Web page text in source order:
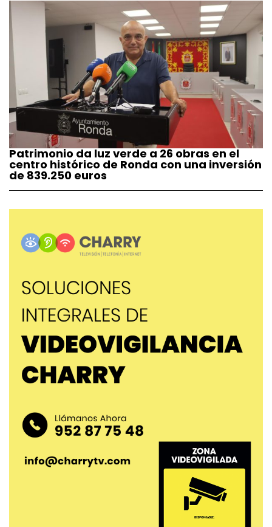
Patrimonio da luz verde a 26 obras en el
centro histórico de Ronda con una inversión
de 839.250 euros